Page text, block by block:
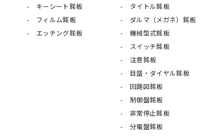
キーシート銘板
フィルム銘板
エッチング銘板
タイトル銘板
ダルマ（メガネ）銘板
機械型式銘板
スイッチ銘板
注意銘板
目盛・ダイヤル銘板
回路図銘板
制御盤銘板
非常停止銘板
分電盤銘板